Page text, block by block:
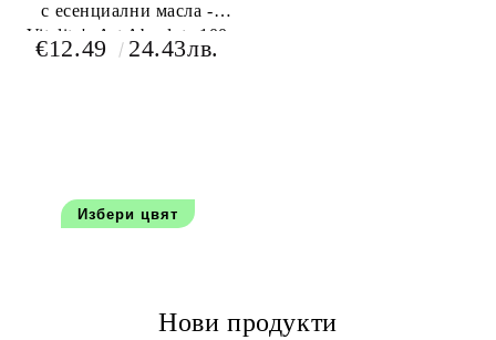
с есенциални масла -
Vitality's Art Absolute 100
мл+150 мл оксидант
€12.49 24.43лв.
Избери цвят
Нови продукти